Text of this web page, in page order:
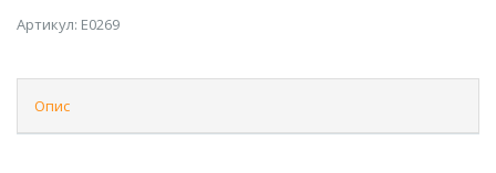
Артикул: E0269
Опис